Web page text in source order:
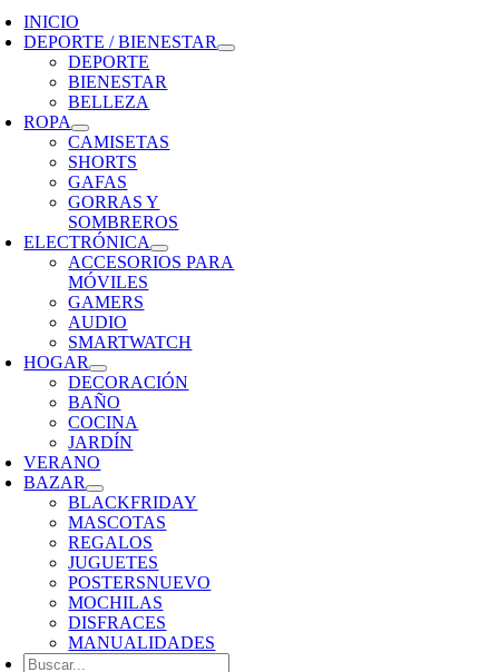
INICIO
DEPORTE / BIENESTAR
DEPORTE
BIENESTAR
BELLEZA
ROPA
CAMISETAS
SHORTS
GAFAS
GORRAS Y
SOMBREROS
ELECTRÓNICA
ACCESORIOS PARA
MÓVILES
GAMERS
AUDIO
SMARTWATCH
HOGAR
DECORACIÓN
BAÑO
COCINA
JARDÍN
VERANO
BAZAR
BLACKFRIDAY
MASCOTAS
REGALOS
JUGUETES
POSTERSNUEVO
MOCHILAS
DISFRACES
MANUALIDADES
Buscar: